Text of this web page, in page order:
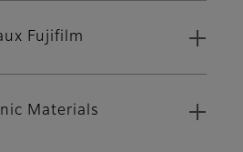
Fujifilm
Materials